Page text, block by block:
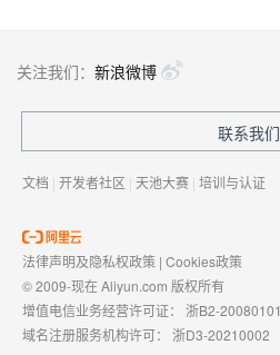
关注我们： 新浪微博
联系我们
文档 | 开发者社区 | 天池大赛 | 培训与认证
法律声明及隐私权政策 | Cookies政策
© 2009-现在 Aliyun.com 版权所有
增值电信业务经营许可证： 浙B2-20080101
域名注册服务机构许可： 浙D3-20210002